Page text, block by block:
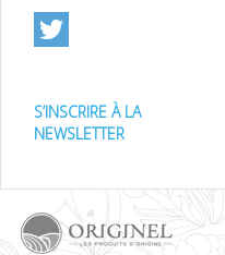
S’INSCRIRE À LA
NEWSLETTER